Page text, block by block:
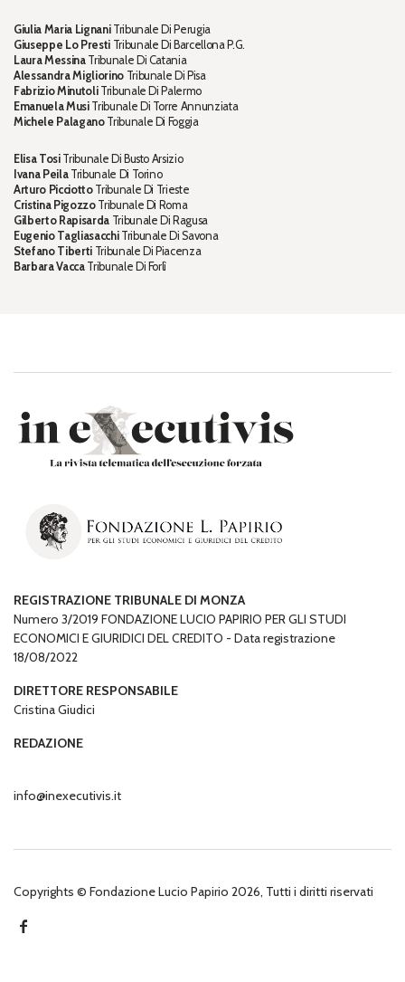
Giulia Maria LignaniTribunale Di Perugia
Giuseppe Lo PrestiTribunale Di Barcellona P.G.
Laura MessinaTribunale Di Catania
Alessandra MigliorinoTribunale Di Pisa
Fabrizio MinutoliTribunale Di Palermo
Emanuela MusiTribunale Di Torre Annunziata
Michele PalaganoTribunale Di Foggia
Elisa TosiTribunale Di Busto Arsizio
Ivana PeilaTribunale Di Torino
Arturo PicciottoTribunale Di Trieste
Cristina PigozzoTribunale Di Roma
Gilberto RapisardaTribunale Di Ragusa
Eugenio TagliasacchiTribunale Di Savona
Stefano TibertiTribunale Di Piacenza
Barbara VaccaTribunale Di Forlì
REGISTRAZIONE TRIBUNALE DI MONZA
Numero 3/2019 FONDAZIONE LUCIO PAPIRIO PER GLI STUDI
ECONOMICI E GIURIDICI DEL CREDITO - Data registrazione
18/08/2022
DIRETTORE RESPONSABILE
Cristina Giudici
REDAZIONE
info@inexecutivis.it
Copyrights © Fondazione Lucio Papirio 2026, Tutti i diritti riservati